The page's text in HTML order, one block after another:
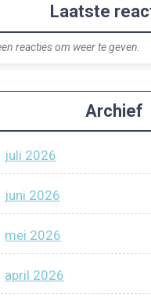
Laatste
reacties om weer te geven.
Archief
juli 2026
juni 2026
mei 2026
april 2026